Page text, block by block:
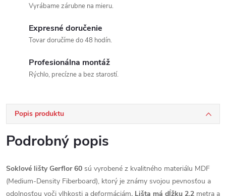
Vyrábame zárubne na mieru.
Expresné doručenie
Tovar doručíme do 48 hodín.
Profesionálna montáž
Rýchlo, precízne a bez starostí.
Popis produktu
Podrobný popis
Soklové lišty Gerflor 60 sú vyrobené z kvalitného materiálu MDF
(Medium-Density Fiberboard), ktorý je známy svojou pevnosťou a
odolnosťou voči vlhkosti a deformáciám. Lišta má dĺžku 2,2 metra a